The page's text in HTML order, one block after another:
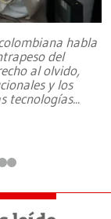
habla
del
al olvido,
y los
tecnologías...